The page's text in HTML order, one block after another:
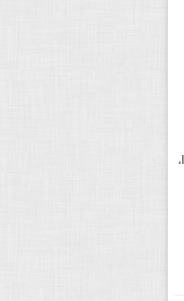
درک نوردهی – همراه با توضیح ISO،